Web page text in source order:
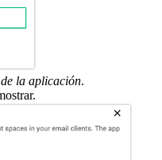
la aplicación.